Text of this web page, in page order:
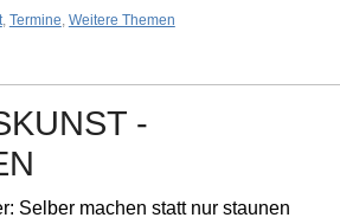
, Termine, Weitere Themen
-
Selber machen statt nur staunen